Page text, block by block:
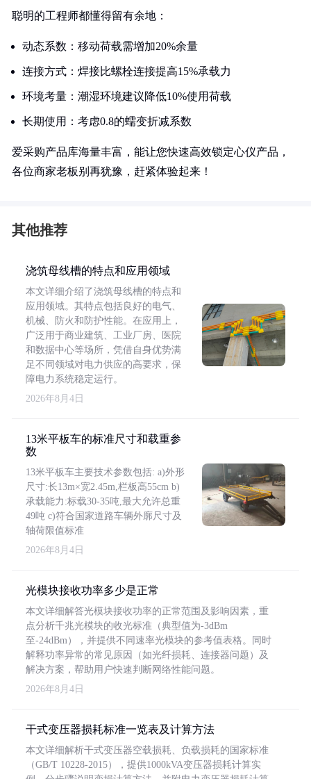
聪明的工程师都懂得留有余地：
动态系数：移动荷载需增加20%余量
连接方式：焊接比螺栓连接提高15%承载力
环境考量：潮湿环境建议降低10%使用荷载
长期使用：考虑0.8的蠕变折减系数
爱采购产品库海量丰富，能让您快速高效锁定心仪产品，
各位商家老板别再犹豫，赶紧体验起来！
其他推荐
浇筑母线槽的特点和应用领域
本文详细介绍了浇筑母线槽的特点和
应用领域。其特点包括良好的电气、
机械、防火和防护性能。在应用上，
广泛用于商业建筑、工业厂房、医院
和数据中心等场所，凭借自身优势满
足不同领域对电力供应的高要求，保
障电力系统稳定运行。
2026年8月4日
13米平板车的标准尺寸和载重参
数
13米平板车主要技术参数包括: a)外形
尺寸:长13m×宽2.45m,栏板高55cm b)
承载能力:标载30-35吨,最大允许总重
49吨 c)符合国家道路车辆外廓尺寸及
轴荷限值标准
2026年8月4日
光模块接收功率多少是正常
本文详细解答光模块接收功率的正常范围及影响因素，重
点分析千兆光模块的收光标准（典型值为-3dBm
至-24dBm），并提供不同速率光模块的参考值表格。同时
解释功率异常的常见原因（如光纤损耗、连接器问题）及
解决方案，帮助用户快速判断网络性能问题。
2026年8月4日
干式变压器损耗标准一览表及计算方法
本文详细解析干式变压器空载损耗、负载损耗的国家标准
（GB/T 10228-2015），提供1000kVA变压器损耗计算实